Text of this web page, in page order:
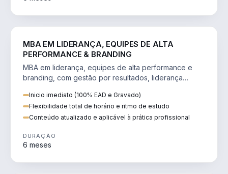
MBA EM LIDERANÇA, EQUIPES DE ALTA
PERFORMANCE & BRANDING
MBA em liderança, equipes de alta performance e
branding, com gestão por resultados, liderança
Inicio imediato (100% EAD e Gravado)
Flexibilidade total de horário e ritmo de estudo
Conteúdo atualizado e aplicável à prática profissional
DURAÇÃO
6 meses